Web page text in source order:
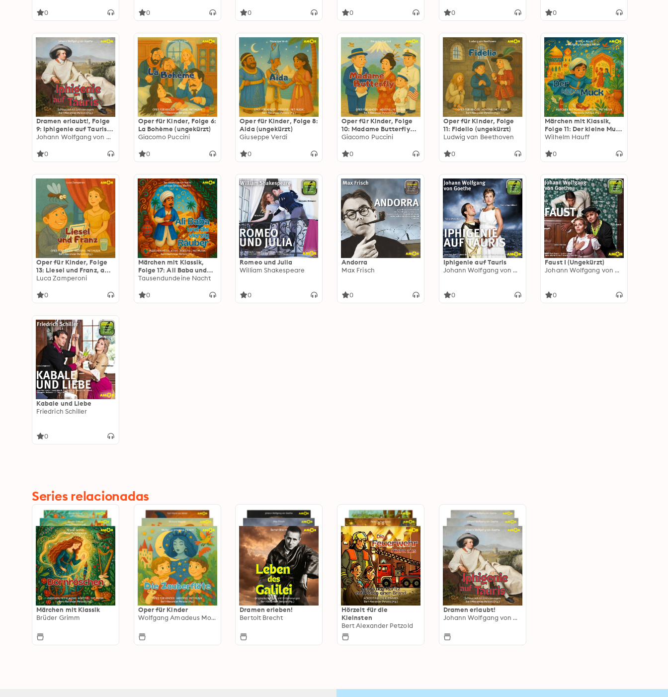
0
Wald Tiere entdecken
0
erleben (ungekürzt)
0
Die Polizei sucht Diebe
0
Freunde finden
0 0
Dramen erlaubt!, Folge
9: Iphigenie auf Tauris -
Schauspiel mit
(ungekürzt)
Johann Wolfgang von Goethe
0
Oper für Kinder, Folge 6:
La Bohème (ungekürzt)
Giacomo Puccini
0
Oper für Kinder, Folge 8:
Aida (ungekürzt)
Giuseppe Verdi
0
Oper für Kinder, Folge
10: Madame Butterfly
(ungekürzt)
Giacomo Puccini
0
Oper für Kinder, Folge
11: Fidelio (ungekürzt)
Ludwig van Beethoven
0
Märchen mit Klassik,
Folge 11: Der kleine Muck
(ungekürzt)
Wilhelm Hauff
0
Oper für Kinder, Folge
13: Liesel und Franz, auf
den Spuren von Sopran
Luca Zamperoni
0
Märchen mit Klassik,
Folge 17: Ali Baba und
die vierzig Räuber
Tausendundeine Nacht
0
Romeo und Julia
William Shakespeare
0
Andorra
Max Frisch
0
Iphigenie auf Tauris
Johann Wolfgang von Goethe
0
Faust I (Ungekürzt)
Johann Wolfgang von Goethe
0
Kabale und Liebe
Friedrich Schiller
0
Series relacionadas
Märchen mit Klassik
Brüder Grimm
Oper für Kinder
Wolfgang Amadeus Mozart
Dramen erleben!
Bertolt Brecht
Hörzeit für die
Kleinsten
Bert Alexander Petzold
Dramen erlaubt!
Johann Wolfgang von Goethe